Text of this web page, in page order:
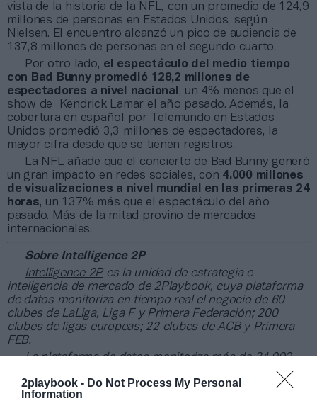
2playbook - Do Not Process My Personal
Information
vista de la historia de la NFL, con un promedio de 124,9
millones de personas en Estados Unidos, según
Nielsen. El encuentro alcanzó un pico de audiencia de
137,8 millones de personas en el segundo cuarto.
Por otro lado, el espectáculo del medio tiempo
con Bad Bunny promedió 128,2 millones de
espectadores a nivel nacional , un 4% menos que el
show de Kendrick Lamar el año pasado. Además, la
cobertura en español por Telemundo en Estados
Unidos promedió 3,3 millones de espectadores, la
mayor cifra desde que se tienen registros.
La NFL añade que el concierto de Bad Bunny generó
un gran impacto en redes sociales, con 4.000 millones
de visualizaciones a nivel mundial en las primeras 24
horas, un 137% más que el espectáculo del año
pasado. Más de la mitad provino de mercados
internacionales.
Sobre Intelligence 2P
Intelligence 2Pes la unidad de estrategia e
inteligencia de mercado de 2Playbook, cuya plataforma
de datos monitoriza en tiempo real el negocio de 60
clubes de LaLiga, Liga F y Primera Federación; 200
clubes de ligas europeas; 22 clubes de ACB y Primera
FEB.
La plataforma de datos monitoriza más de 34.000
corresponden al mercado español y más de 8.000 a
propiedades deportivas y competiciones internacionales,